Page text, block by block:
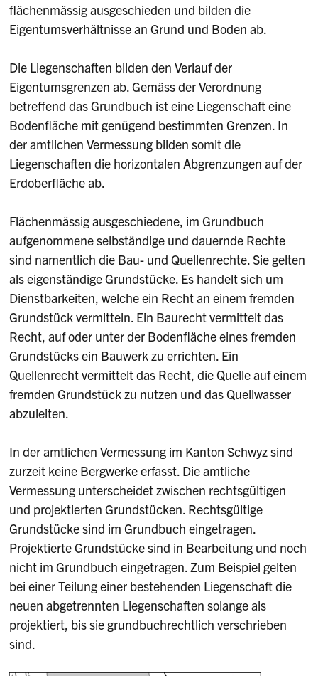
flächenmässig ausgeschieden und bilden die
Eigentumsverhältnisse an Grund und Boden ab.
Die Liegenschaften bilden den Verlauf der
Eigentumsgrenzen ab. Gemäss der Verordnung
betreffend das Grundbuch ist eine Liegenschaft eine
Bodenfläche mit genügend bestimmten Grenzen. In
der amtlichen Vermessung bilden somit die
Liegenschaften die horizontalen Abgrenzungen auf der
Erdoberfläche ab.
Flächenmässig ausgeschiedene, im Grundbuch
aufgenommene selbständige und dauernde Rechte
sind namentlich die Bau- und Quellenrechte. Sie gelten
als eigenständige Grundstücke. Es handelt sich um
Dienstbarkeiten, welche ein Recht an einem fremden
Grundstück vermitteln. Ein Baurecht vermittelt das
Recht, auf oder unter der Bodenfläche eines fremden
Grundstücks ein Bauwerk zu errichten. Ein
Quellenrecht vermittelt das Recht, die Quelle auf einem
fremden Grundstück zu nutzen und das Quellwasser
abzuleiten.
In der amtlichen Vermessung im Kanton Schwyz sind
zurzeit keine Bergwerke erfasst. Die amtliche
Vermessung unterscheidet zwischen rechtsgültigen
und projektierten Grundstücken. Rechtsgültige
Grundstücke sind im Grundbuch eingetragen.
Projektierte Grundstücke sind in Bearbeitung und noch
nicht im Grundbuch eingetragen. Zum Beispiel gelten
bei einer Teilung einer bestehenden Liegenschaft die
neuen abgetrennten Liegenschaften solange als
projektiert, bis sie grundbuchrechtlich verschrieben
sind.